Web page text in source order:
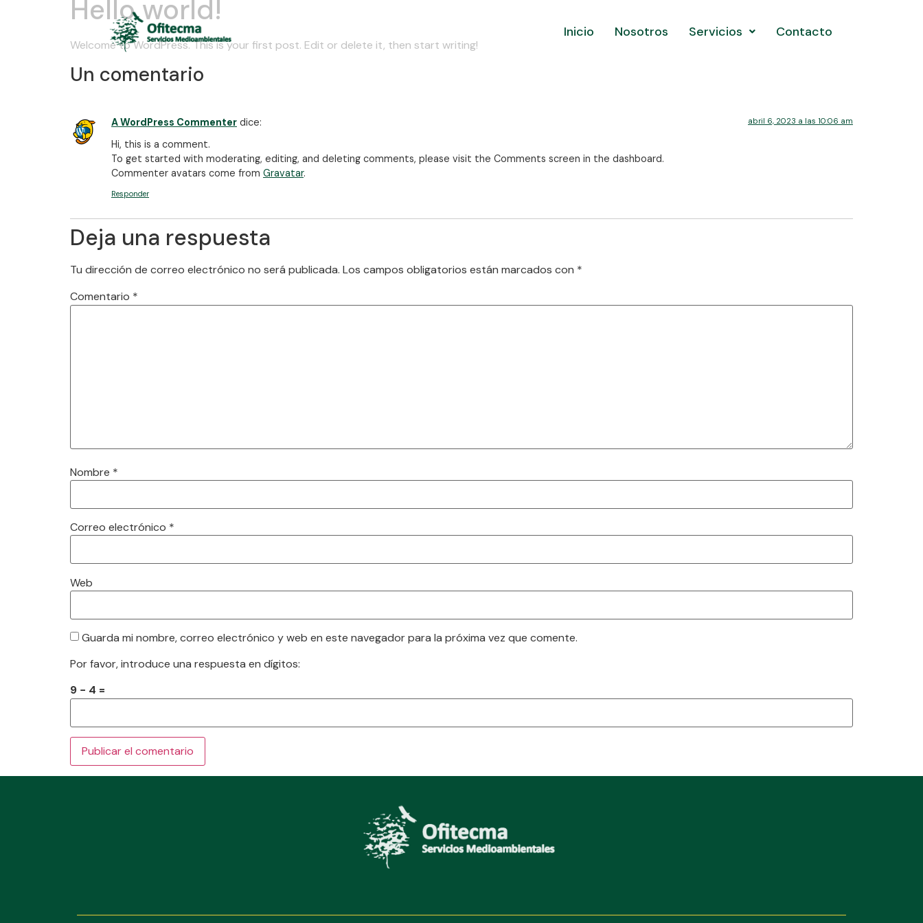
Inicio Nosotros Servicios Contacto
Hello world!
Welcome to WordPress. This is your first post. Edit or delete it, then start writing!
Un comentario
A WordPress Commenter dice: abril 6, 2023 a las 10:06 am
Hi, this is a comment.
To get started with moderating, editing, and deleting comments, please visit the Comments screen in the dashboard.
Commenter avatars come from Gravatar.
Responder
Deja una respuesta
Tu dirección de correo electrónico no será publicada. Los campos obligatorios están marcados con *
Comentario *
Nombre *
Correo electrónico *
Web
Guarda mi nombre, correo electrónico y web en este navegador para la próxima vez que comente.
Por favor, introduce una respuesta en dígitos:
9 − 4 =